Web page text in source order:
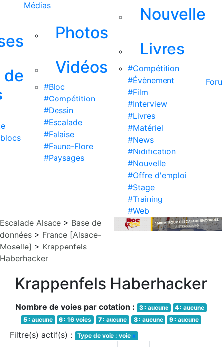
de
Médias
Photos
Vidéos
#Bloc
#Compétition
#Dessin
#Escalade
#Falaise
#Faune-Flore
#Paysages
Nouvelle
Livres
#Compétition
#Évènement
#Film
#Interview
#Livres
#Matériel
#News
#Nidification
#Nouvelle
#Offre d'emploi
#Stage
#Training
#Web
Escalade Alsace > Base de
données > France [Alsace-
Moselle] > Krappenfels
Haberhacker
Krappenfels Haberhacker
Nombre de voies par cotation : 3 : aucune 4 : aucune
5 : aucune 6 : 16 voies 7 : aucune 8 : aucune 9 : aucune
Filtre(s) actif(s) : Type de voie : voie x